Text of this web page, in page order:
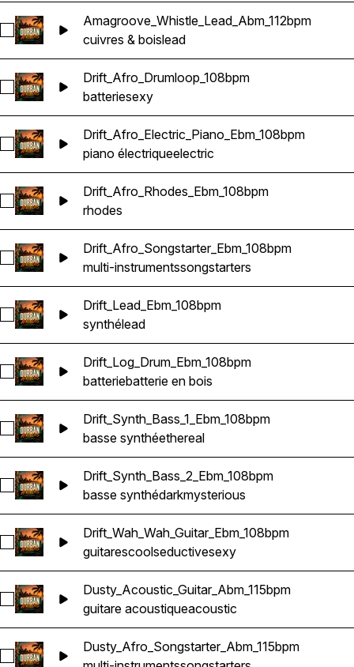
Sélectionnez Amagroove_Whistle_Lead_Abm_112bpm
Amagroove_Whistle_Lead_Abm_112bpm
cuivres & boislead
Sélectionnez Drift_Afro_Drumloop_108bpm
Drift_Afro_Drumloop_108bpm
batteriesexy
Sélectionnez Drift_Afro_Electric_Piano_Ebm_108bpm
Drift_Afro_Electric_Piano_Ebm_108bpm
piano électriqueelectric
Sélectionnez Drift_Afro_Rhodes_Ebm_108bpm
Drift_Afro_Rhodes_Ebm_108bpm
rhodes
Sélectionnez Drift_Afro_Songstarter_Ebm_108bpm
Drift_Afro_Songstarter_Ebm_108bpm
multi-instrumentssongstarters
Sélectionnez Drift_Lead_Ebm_108bpm
Drift_Lead_Ebm_108bpm
synthélead
Sélectionnez Drift_Log_Drum_Ebm_108bpm
Drift_Log_Drum_Ebm_108bpm
batteriebatterie en bois
Sélectionnez Drift_Synth_Bass_1_Ebm_108bpm
Drift_Synth_Bass_1_Ebm_108bpm
basse synthéethereal
Sélectionnez Drift_Synth_Bass_2_Ebm_108bpm
Drift_Synth_Bass_2_Ebm_108bpm
basse synthédarkmysterious
Sélectionnez Drift_Wah_Wah_Guitar_Ebm_108bpm
Drift_Wah_Wah_Guitar_Ebm_108bpm
guitarescoolseductivesexy
Sélectionnez Dusty_Acoustic_Guitar_Abm_115bpm
Dusty_Acoustic_Guitar_Abm_115bpm
guitare acoustiqueacoustic
Sélectionnez Dusty_Afro_Songstarter_Abm_115bpm
Dusty_Afro_Songstarter_Abm_115bpm